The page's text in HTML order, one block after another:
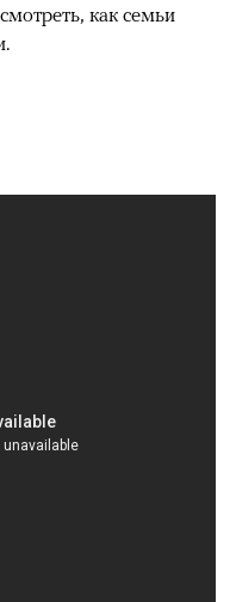
как семьи